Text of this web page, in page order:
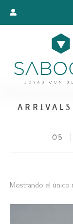
ARRIVALS
05
Mostrando el único